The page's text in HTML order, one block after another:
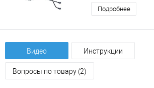
Подробнее
Видео Инструкции
Вопросы по товару (2)